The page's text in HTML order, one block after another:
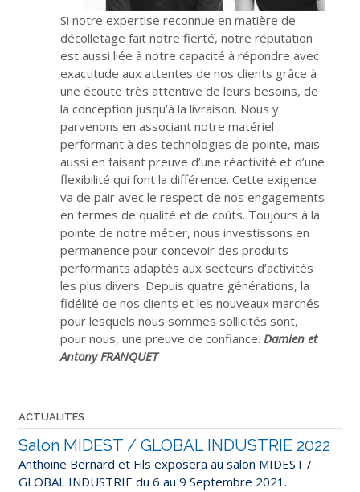
Si notre expertise reconnue en matière de
décolletage fait notre fierté, notre réputation
est aussi liée à notre capacité à répondre avec
exactitude aux attentes de nos clients grâce à
une écoute très attentive de leurs besoins, de
la conception jusqu’à la livraison. Nous y
parvenons en associant notre matériel
performant à des technologies de pointe, mais
aussi en faisant preuve d’une réactivité et d’une
flexibilité qui font la différence. Cette exigence
va de pair avec le respect de nos engagements
en termes de qualité et de coûts. Toujours à la
pointe de notre métier, nous investissons en
permanence pour concevoir des produits
performants adaptés aux secteurs d’activités
les plus divers. Depuis quatre générations, la
fidélité de nos clients et les nouveaux marchés
pour lesquels nous sommes sollicités sont,
pour nous, une preuve de confiance. Damien et
Antony FRANQUET
ACTUALITÉS
Salon MIDEST / GLOBAL INDUSTRIE 2022
Anthoine Bernard et Fils exposera au salon MIDEST /
GLOBAL INDUSTRIE du 6 au 9 Septembre 2021.